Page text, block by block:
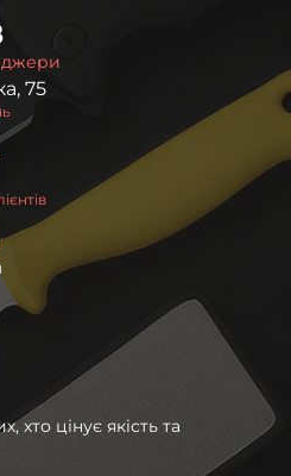
75
хто цінує якість та